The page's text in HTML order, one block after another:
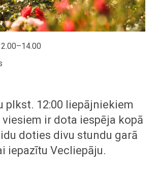
plkst. 12:00 liepājniekiem
ir dota iespēja kopā
doties divu stundu garā
iepazītu Vecliepāju.